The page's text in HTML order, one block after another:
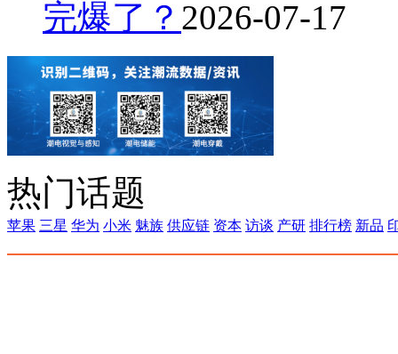
完爆了？ 2026-07-17
热门话题
苹果 三星 华为 小米 魅族 供应链 资本 访谈 产研 排行榜 新品